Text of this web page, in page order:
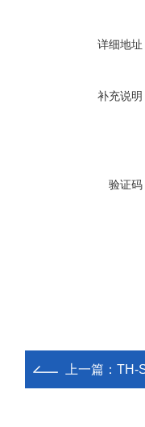
详细地址
补充说明
验证码
上一篇： TH-